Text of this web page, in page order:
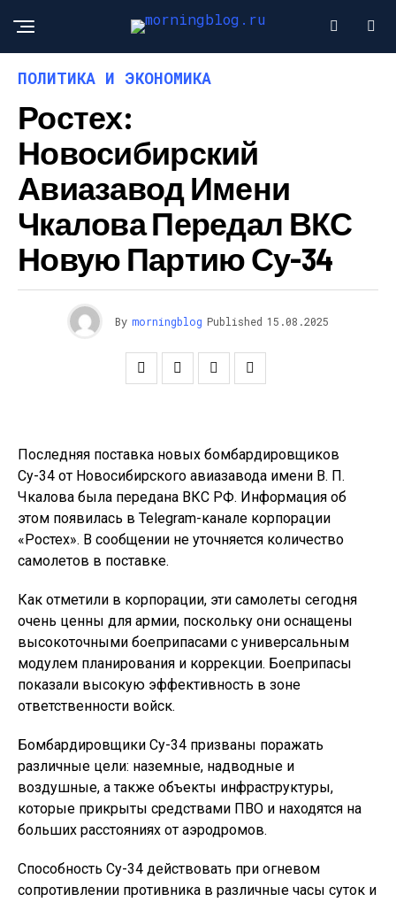
ПОЛИТИКА И ЭКОНОМИКА
Ростех:
Новосибирский
Авиазавод Имени
Чкалова Передал ВКС
Новую Партию Су-34
By morningblog Published 15.08.2025
Последняя поставка новых бомбардировщиков
Су-34 от Новосибирского авиазавода имени В. П.
Чкалова была передана ВКС РФ. Информация об
этом появилась в Telegram-канале корпорации
«Ростех». В сообщении не уточняется количество
самолетов в поставке.
Как отметили в корпорации, эти самолеты сегодня
очень ценны для армии, поскольку они оснащены
высокоточными боеприпасами с универсальным
модулем планирования и коррекции. Боеприпасы
показали высокую эффективность в зоне
ответственности войск.
Бомбардировщики Су-34 призваны поражать
различные цели: наземные, надводные и
воздушные, а также объекты инфраструктуры,
которые прикрыты средствами ПВО и находятся на
больших расстояниях от аэродромов.
Способность Су-34 действовать при огневом
сопротивлении противника в различные часы суток и